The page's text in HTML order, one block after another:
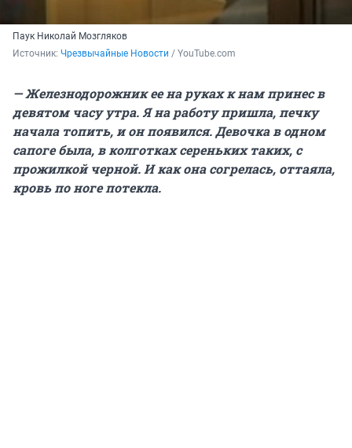
Паук Николай Мозгляков
Источник: Чрезвычайные Новости / YouTube.com
— Железнодорожник ее на руках к нам принес в
девятом часу утра. Я на работу пришла, печку
начала топить, и он появился. Девочка в одном
сапоге была, в колготках сереньких таких, с
прожилкой черной. И как она согрелась, оттаяла,
кровь по ноге потекла.